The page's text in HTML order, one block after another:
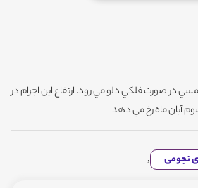
در صورت فلكي دلو مي رود. ارتفاع اين اجرام در
آبان ماه رخ مي دهد
نجومی ,